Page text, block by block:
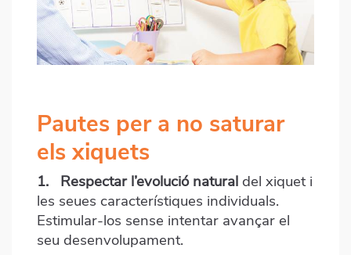
Pautes per a no saturar
els xiquets
1. Respectar l’evolució natural del xiquet i
les seues característiques individuals.
Estimular-los sense intentar avançar el
seu desenvolupament.